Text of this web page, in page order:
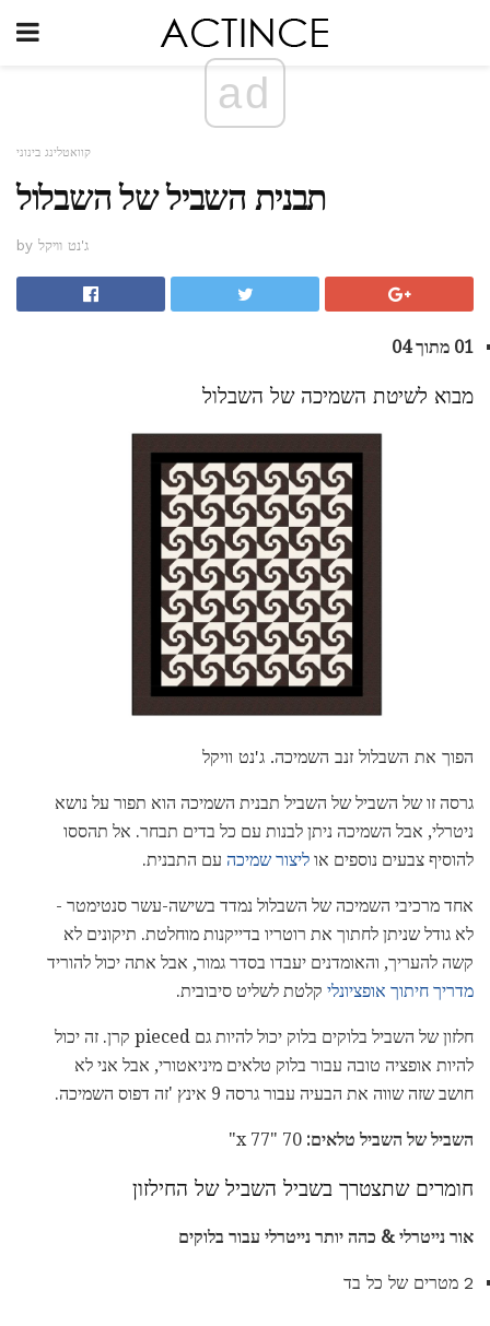
ad
קוואטלינג בינוני
תבנית השביל של השבלול
by ג'נט וויקל
01 מתוך 04
מבוא לשיטת השמיכה של השבלול
הפוך את השבלול זנב השמיכה. ג'נט וויקל
גרסה זו של השביל של השביל תבנית השמיכה הוא תפור על נושא
ניטרלי, אבל השמיכה ניתן לבנות עם כל בדים תבחר. אל תהססו
להוסיף צבעים נוספים או ליצור שמיכה עם התבנית.
אחד מרכיבי השמיכה של השבלול נמדד בשישה-עשר סנטימטר -
לא גודל שניתן לחתוך את רוטריו בדייקנות מוחלטת. תיקונים לא
קשה להעריך, והאומדנים יעבדו בסדר גמור, אבל אתה יכול להוריד
מדריך חיתוך אופציונלי קלטת לשליט סיבובית.
חלזון של השביל בלוקים בלוק יכול להיות גם pieced קרן. זה יכול
להיות אופציה טובה עבור בלוק טלאים מיניאטורי, אבל אני לא
חושב שזה שווה את הבעיה עבור גרסה 9 אינץ 'זה דפוס השמיכה.
השביל של השביל טלאים:
חומרים שתצטרך בשביל השביל של החילזון
אור נייטרלי & כהה יותר נייטרלי עבור בלוקים
2 מטרים של כל בד